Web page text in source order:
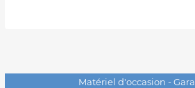
Matériel d'occasion -